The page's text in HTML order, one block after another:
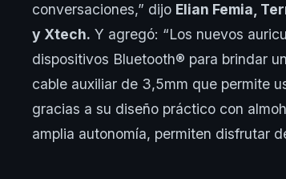
conversaciones,” dijo Elian Femia,
y Xtech. Y agregó: “Los nuevos
dispositivos Bluetooth® para brindar
cable auxiliar de 3,5mm que permite
gracias a su diseño práctico con
amplia autonomía, permiten disfrutar